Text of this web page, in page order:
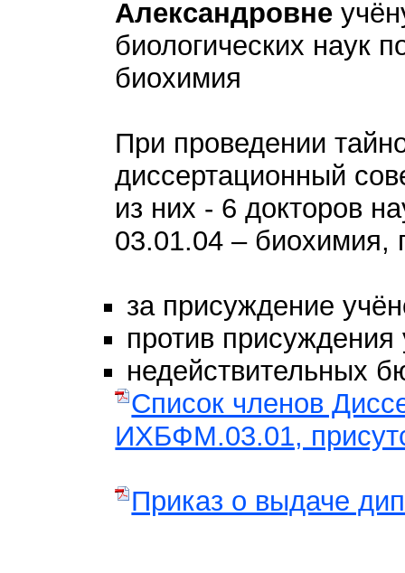
Александровне
биологических наук
биохимия
При проведении
диссертационный
из них - 6 докторов
03.01.04 – биохимия,
за присуждение
против
недействительных
Список членов
ИХБФМ.03.01,
Приказ о выдаче